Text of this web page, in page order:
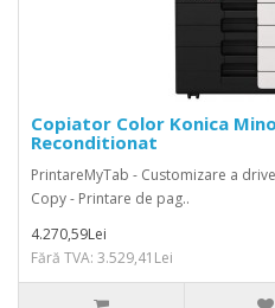
Copiator Color Konica
Reconditionat
PrintareMyTab - Customizare a
Copy - Printare de pag..
4.270,59Lei
Fără TVA: 3.529,41Lei